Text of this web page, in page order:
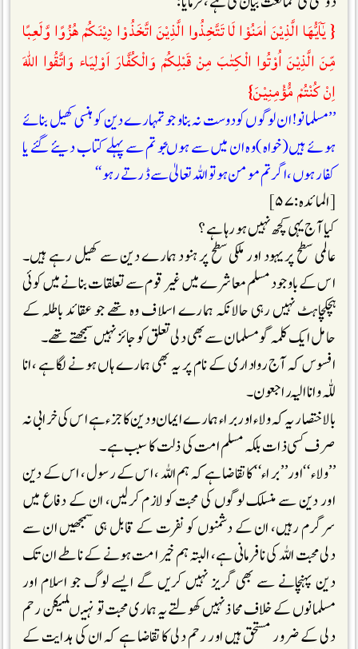
{ يٰٓاَيُّهَا الَّذِيْنَ اٰمَنُوْا لَا تَتَّخِذُوا الَّذِيْنَ اتَّخَذُوْا دِيْنَكُمْ هُزُوًا وَّلَعِبًا
مِّنَ الَّذِيْنَ اُوْتُوا الْكِتٰبَ مِنْ قَبْلِكُمْ وَالْكُفَّارَ اَوْلِيَاء وَاتَّقُوا اللّٰهَ
اِنْ كُنْتُمْ مُّؤْمِنِيْنَ}
’’مسلمانو! ان لوگوں کودوست نہ بناو جو تمہارے دین کو ہنسی کھیل بنائے
ہوئے ہیں(خواہ)وہ ان میں سے ہوںجو تم سے پہلے کتاب دیئے گئے یا
کفار ہوں ،اگر تم مومن ہو تو اللہ تعالیٰ سے ڈرتے رہو‘‘
[المائدہ :۵۷]
کیا آج یہی کچھ نہیں ہو رہا ہے ؟
عالمی سطح پر یہود اور ملکی سطح پر ہنود ہمارے دین سے کھیل رہے ہیں۔
اس کے باوجود مسلم معاشرے میں غیر قوم سے تعلقات بنانے میں کوئی
ہچکچاہٹ نہیں رہی حالانکہ ہمارے اسلاف وہ تھے جو عقائد باطلہ کے
حامل ایک کلمہ گو مسلمان سے بھی دلی تعلق کو جائز نہیں سمجھتے تھے۔
افسوس کہ آج رواداری کے نام پر یہ بھی ہمارے ہاں ہونے لگا ہے ،انا
للّٰہ و انا الیہ راجعون۔
بالاختصار یہ کہ ولاء اور براء ہمارے ایمان و دین کا جزء ہے اس کی خرابی نہ
صرف کسی ذات بلکہ مسلم امت کی ذلت کا سبب ہے۔
’’ولاء ‘‘اور’’ براء‘‘ کا تقاضا ہے کہ ہم اللہ ، اس کے رسول ، اس کے دین
اور دین سے منسلک لوگوں کی محبت کو لازم کرلیں، ان کے دفاع میں
سرگرم رہیں، ان کے دشمنوں کو نفرت کے قابل ہی سمجھیں ان سے
دلی محبت اللہ کی نافرمانی ہے، البتہ ہم خیر امت ہونے کے ناطے ان تک
دین پہنچانے سے بھی گریز نہیں کریں گے ایسے لوگ جو اسلام اور
مسلمانوں کے خلاف محاذ نہیں کھولتے یہ ہماری محبت تو نہیںلیکن رحم
دلی کے ضرور مستحق ہیں اور رحم دلی کا تقاضا ہے کہ ان کی ہدایت کے